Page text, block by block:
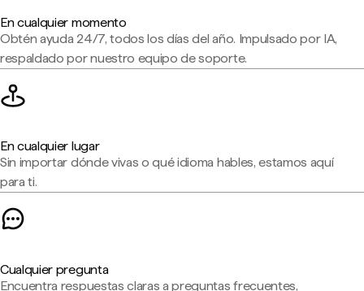
En cualquier momento
Obtén ayuda 24/7, todos los días del año. Impulsado por IA,
respaldado por nuestro equipo de soporte.
En cualquier lugar
Sin importar dónde vivas o qué idioma hables, estamos aquí
para ti.
Cualquier pregunta
Encuentra respuestas claras a preguntas frecuentes,